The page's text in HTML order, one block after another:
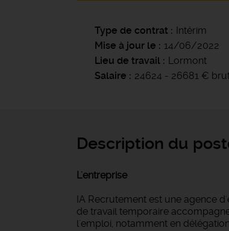
Type de contrat
Intérim
Mise à jour le
14/06/2022
Lieu de travail
Lormont
Salaire
24624 - 26681 €
Description du
L'entreprise
IA Recrutement est une agence
de travail temporaire
l'emploi, notamment en